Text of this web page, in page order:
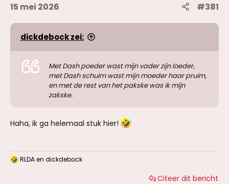
15 mei 2026 #381
dickdebock zei:
Met Dash poeder wast mijn vader zijn loeder,
met Dash schuim wast mijn moeder haar pruim,
en met de rest van het pakske was ik mijn
zakske.
Haha, ik ga helemaal stuk hier!
W RLDAen dickdebock
Citeer dit bericht